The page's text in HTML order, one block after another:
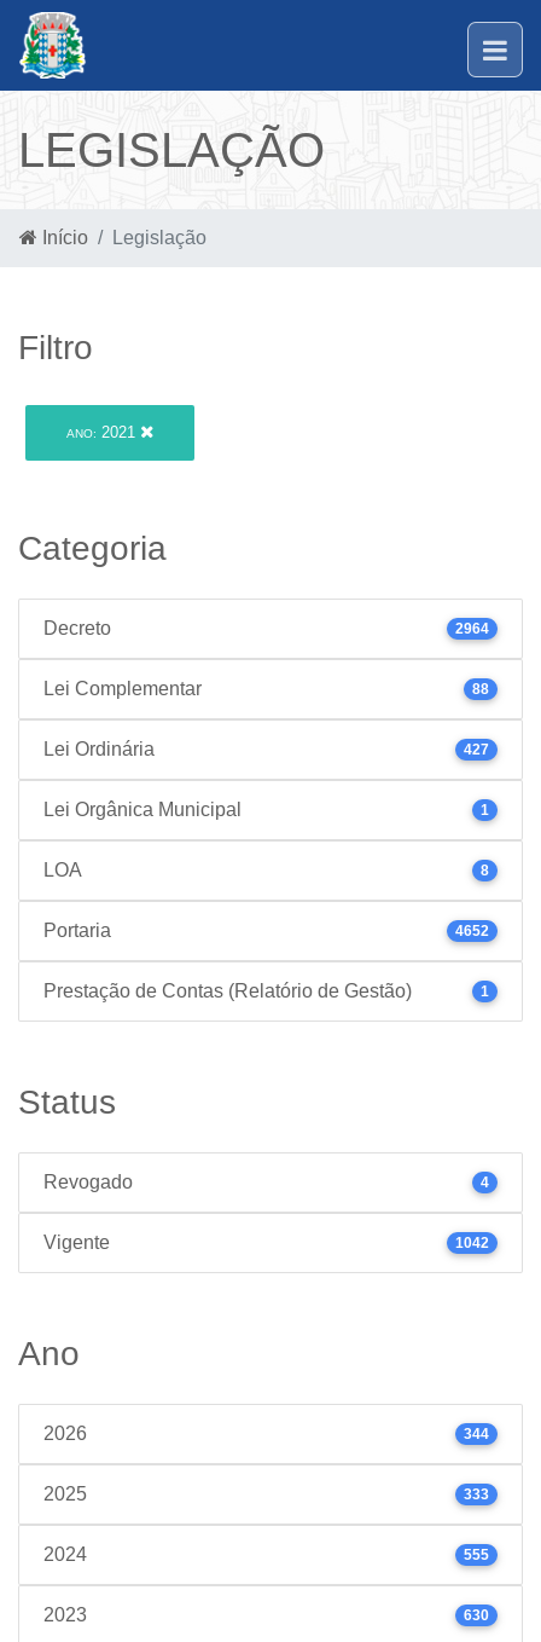
LEGISLAÇÃO
Início Legislação
Filtro
ANO: 2021
Categoria
Decreto 2964
Lei Complementar 88
Lei Ordinária 427
Lei Orgânica Municipal 1
LOA 8
Portaria 4652
Prestação de Contas (Relatório de Gestão) 1
Status
Revogado 4
Vigente 1042
Ano
2026 344
2025 333
2024 555
2023 630